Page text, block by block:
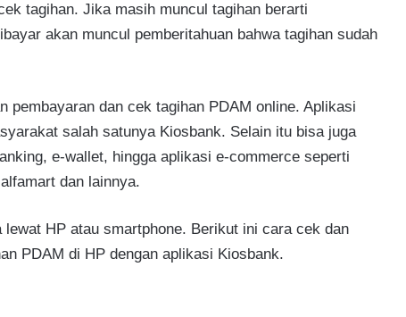
tagihan. Jika masih muncul tagihan berarti
akan muncul pemberitahuan bahwa tagihan sudah
pembayaran dan cek tagihan PDAM online. Aplikasi
salah satunya Kiosbank. Selain itu bisa juga
e-wallet, hingga aplikasi e-commerce seperti
dan lainnya.
HP atau smartphone. Berikut ini cara cek dan
PDAM di HP dengan aplikasi Kiosbank.